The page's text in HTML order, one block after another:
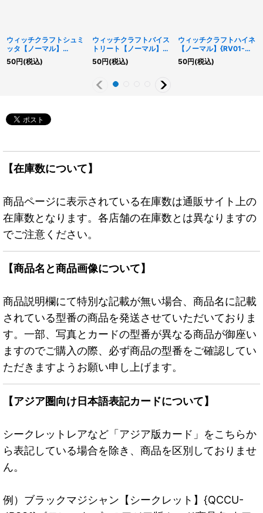
ウィッチクラフトシュミ
ッタ【ノーマル】
{RV01-JP033}《モンス
ター》
50円(税込)
ウィッチクラフトバイス
トリート【ノーマル】
{RV01-JP044}《魔法》
50円(税込)
ウィッチクラフトハイネ
【ノーマル】{RV01-
JP031}《モンスター》
50円(税込)
【在庫数について】
商品ページに表示されている在庫数は通販サイト上の
在庫数となります。各店舗の在庫数とは異なりますの
でご注意ください。
【商品名と商品画像について】
商品説明欄にて特別な記載が無い場合、商品名に記載
されている型番の商品を発送させていただいておりま
す。一部、写真とカードの型番が異なる商品が御座い
ますのでご購入の際、必ず商品の型番をご確認してい
ただきますようお願い申し上げます。
【アジア圏向け日本語表記カードについて】
シークレットレアなど「アジア版カード」をこちらか
ら表記している場合を除き、商品を区別しておりませ
ん。
例）ブラックマジシャン【シークレット】{QCCU-